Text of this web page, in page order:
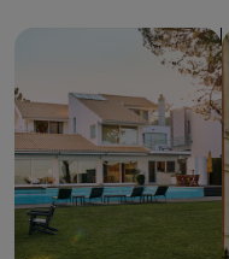
Suche nach